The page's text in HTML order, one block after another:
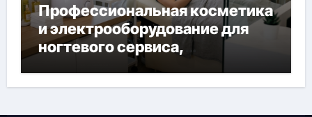
Профессиональная косметика
и электрооборудование для
ногтевого сервиса,
наращивания ресниц и
депиляции